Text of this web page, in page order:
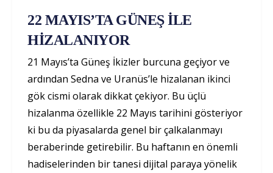
22 MAYIS’TA GÜNEŞ İLE
HİZALANIYOR
21 Mayıs’ta Güneş İkizler burcuna geçiyor ve
ardından Sedna ve Uranüs’le hizalanan ikinci
gök cismi olarak dikkat çekiyor. Bu üçlü
hizalanma özellikle 22 Mayıs tarihini gösteriyor
ki bu da piyasalarda genel bir çalkalanmayı
beraberinde getirebilir. Bu haftanın en önemli
hadiselerinden bir tanesi dijital paraya yönelik